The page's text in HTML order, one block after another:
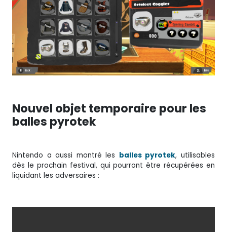
Nouvel objet temporaire pour les
balles pyrotek
Nintendo a aussi montré les balles pyrotek, utilisables
dès le prochain festival, qui pourront être récupérées en
liquidant les adversaires :